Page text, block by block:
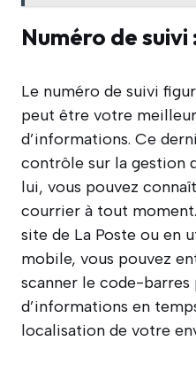
Numéro de suivi
Le numéro de suivi
peut être votre
d’informations. Ce
contrôle sur la gestion
lui, vous pouvez
courrier à tout
site de La Poste ou en
mobile, vous pouvez
scanner le code-
d’informations en
localisation de votre